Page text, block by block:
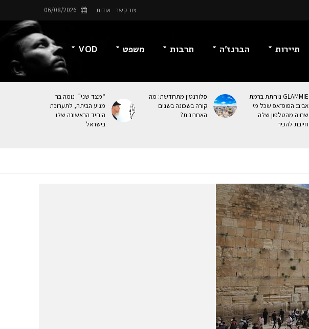
צור קשר אודות 06/08/2026
תיירות הברנז’ה תרבות משפט VOD
GLAMMIE נוחתת ברמת
אביב: הפופ־אפ שכל מי
שחיה מהטלפון שלה
חייבת להכיר
פלורנטין מתחדשת: מה
קורה בשכונה בשנים
האחרונות?
“מצד שני”: נומה בר
מגיע הביתה, לתערוכת
היחיד הראשונה שלו
בישראל